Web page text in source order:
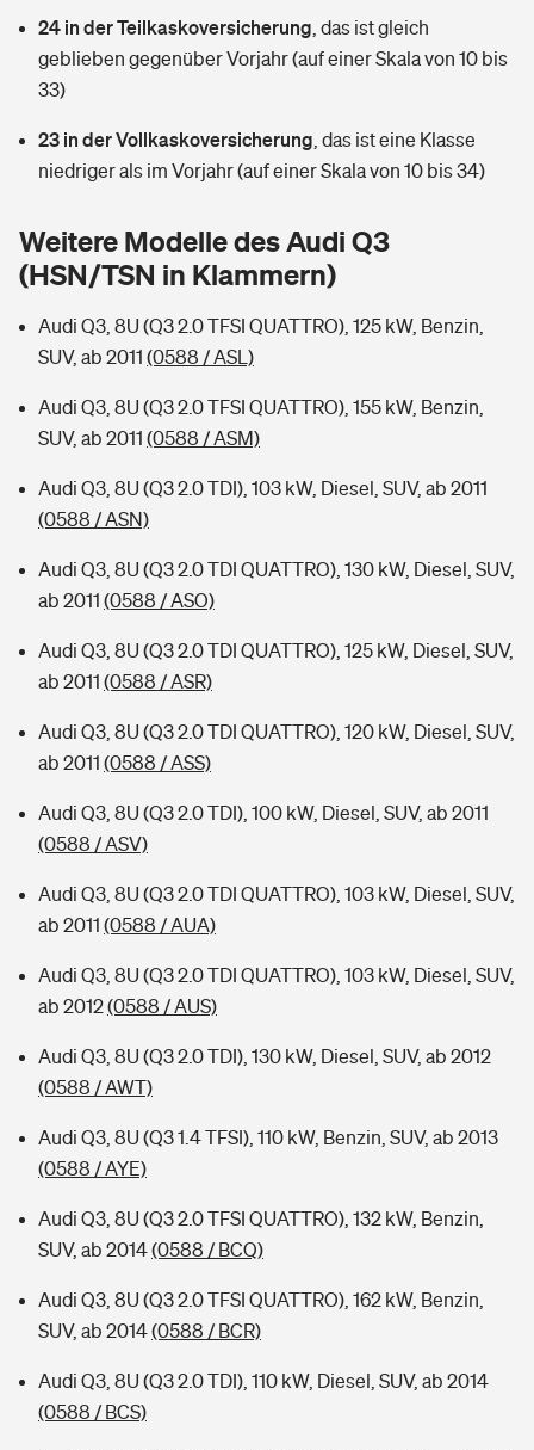
Sie haben Fragen?
Restkreditversicherung
Zur Übersicht
Tools
Hochwasser-Check: Wie gefährdet ist Ihr Haus?
Sie haben Fragen?
Hundehalter-Haftpflicht
Handyversicherung
Private Cyberversicherung
Zur Übersicht
Tools
Kinderunfall-Check: Mehr Sicherheit für deine Kids
Typklassen: So ist Ihr Auto eingestuft
Sie haben Fragen?
Tools
Wer versichert was: Jetzt Versicherer finden
Rentenrechner: Wie viel Geld bekomme ich im Alter?
24 in der Teilkaskoversicherung das ist gleich
geblieben gegenüber Vorjahr (auf einer Skala von 10 bis
33)
23 in der Vollkaskoversicherung das ist eine Klasse
niedriger als im Vorjahr (auf einer Skala von 10 bis 34)
Weitere Modelle des Audi Q3
(HSN/TSN in Klammern)
Audi Q3, 8U (Q3 2.0 TFSI QUATTRO), 125 kW, Benzin,
SUV, ab 2011 (0588 / ASL)
Audi Q3, 8U (Q3 2.0 TFSI QUATTRO), 155 kW, Benzin,
SUV, ab 2011 (0588 / ASM)
Audi Q3, 8U (Q3 2.0 TDI), 103 kW, Diesel, SUV, ab 2011
(0588 / ASN)
Audi Q3, 8U (Q3 2.0 TDI QUATTRO), 130 kW, Diesel, SUV,
ab 2011 (0588 / ASO)
Audi Q3, 8U (Q3 2.0 TDI QUATTRO), 125 kW, Diesel, SUV,
ab 2011 (0588 / ASR)
Audi Q3, 8U (Q3 2.0 TDI QUATTRO), 120 kW, Diesel, SUV,
ab 2011 (0588 / ASS)
Audi Q3, 8U (Q3 2.0 TDI), 100 kW, Diesel, SUV, ab 2011
(0588 / ASV)
Audi Q3, 8U (Q3 2.0 TDI QUATTRO), 103 kW, Diesel, SUV,
ab 2011 (0588 / AUA)
Audi Q3, 8U (Q3 2.0 TDI QUATTRO), 103 kW, Diesel, SUV,
ab 2012(0588 / AUS)
Audi Q3, 8U (Q3 2.0 TDI), 130 kW, Diesel, SUV, ab 2012
(0588 / AWT)
Audi Q3, 8U (Q3 1.4 TFSI), 110 kW, Benzin, SUV, ab 2013
(0588 / AYE)
Audi Q3, 8U (Q3 2.0 TFSI QUATTRO), 132 kW, Benzin,
SUV, ab 2014(0588 / BCQ)
Audi Q3, 8U (Q3 2.0 TFSI QUATTRO), 162 kW, Benzin,
SUV, ab 2014(0588 / BCR)
Audi Q3, 8U (Q3 2.0 TDI), 110 kW, Diesel, SUV, ab 2014
(0588 / BCS)